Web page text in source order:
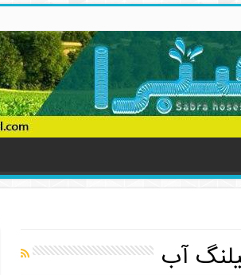
آب